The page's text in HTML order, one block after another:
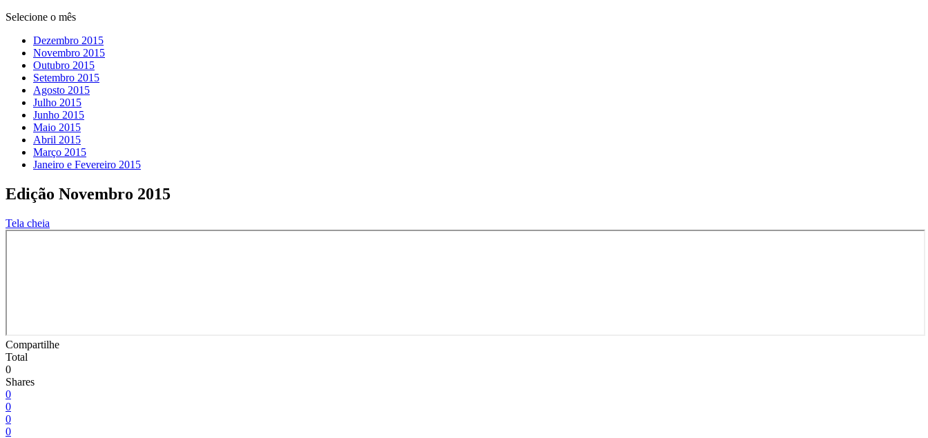
Selecione o mês
Dezembro 2015
Novembro 2015
Outubro 2015
Setembro 2015
Agosto 2015
Julho 2015
Junho 2015
Maio 2015
Abril 2015
Março 2015
Janeiro e Fevereiro 2015
Edição Novembro 2015
Tela cheia
Compartilhe
Total
0
Shares
0
0
0
0